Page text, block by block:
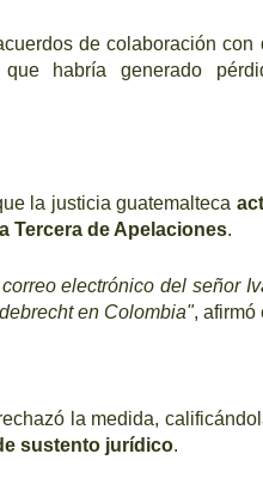
de colaboración con
habría generado
la justicia guatemalteca
Tercera de Apelaciones.
electrónico del señor
en Colombia", afirmó
la medida,
sustento jurídico.